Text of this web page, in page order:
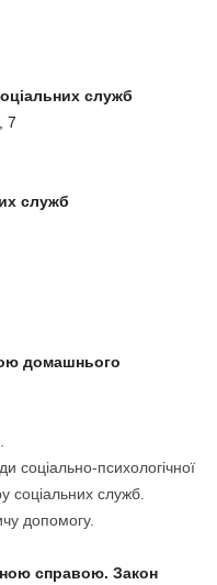
служб
7
служб
домашнього
соціально-психологічної
соціальних служб.
допомогу.
справою. Закон